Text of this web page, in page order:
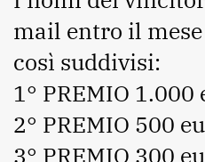
mail entro il
così suddivisi:
1° PREMIO 1.000
2° PREMIO 500
3° PREMIO 300